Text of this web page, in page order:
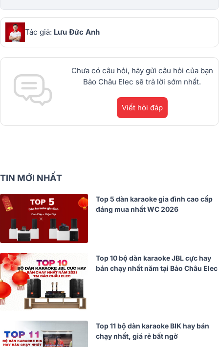
dBTechnologies, Philips Cao
Cấp.1900.0255
Tác giả: Lưu Đức Anh
Chưa có câu hỏi, hãy gửi câu hỏi của bạn
Bảo Châu Elec sẽ trả lời sớm nhất.
Viết hỏi đáp
TIN MỚI NHẤT
Top 5 dàn karaoke gia đình cao cấp
đáng mua nhất WC 2026
Top 10 bộ dàn karaoke JBL cực hay
bán chạy nhất năm tại Bảo Châu Elec
Top 11 bộ dàn karaoke BIK hay bán
chạy nhất, giá rẻ bất ngờ